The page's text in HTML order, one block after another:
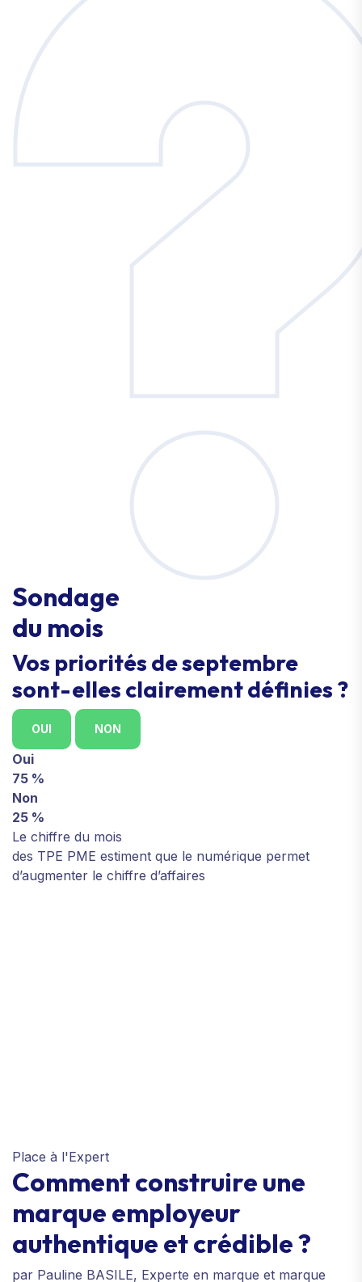
Sondage
du mois
Vos priorités de septembre
sont-elles clairement définies ?
OUI NON
Oui
75 %
Non
25 %
Le chiffre du mois
des TPE PME estiment que le numérique permet
d’augmenter le chiffre d’affaires
Place à l'Expert
Comment construire une
marque employeur
authentique et crédible ?
par Pauline BASILE, Experte en marque et marque